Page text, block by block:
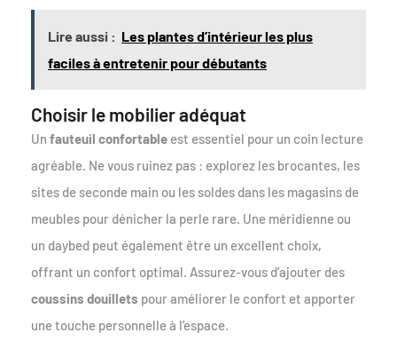
Lire aussi : Les plantes d’intérieur les plus
faciles à entretenir pour débutants
Choisir le mobilier adéquat
Un fauteuil confortable est essentiel pour un coin lecture
agréable. Ne vous ruinez pas : explorez les brocantes, les
sites de seconde main ou les soldes dans les magasins de
meubles pour dénicher la perle rare. Une méridienne ou
un daybed peut également être un excellent choix,
offrant un confort optimal. Assurez-vous d’ajouter des
coussins douillets pour améliorer le confort et apporter
une touche personnelle à l’espace.